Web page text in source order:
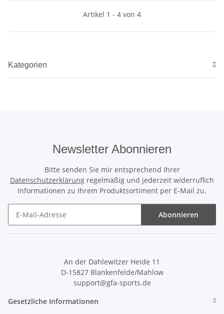
Artikel 1 - 4 von 4
Kategorien
Newsletter Abonnieren
Bitte senden Sie mir entsprechend Ihrer
Datenschutzerklärung regelmäßig und jederzeit widerruflich
Informationen zu Ihrem Produktsortiment per E-Mail zu.
Abonnieren
An der Dahlewitzer Heide 11
D-15827 Blankenfelde/Mahlow
support@gfa-sports.de
Gesetzliche Informationen